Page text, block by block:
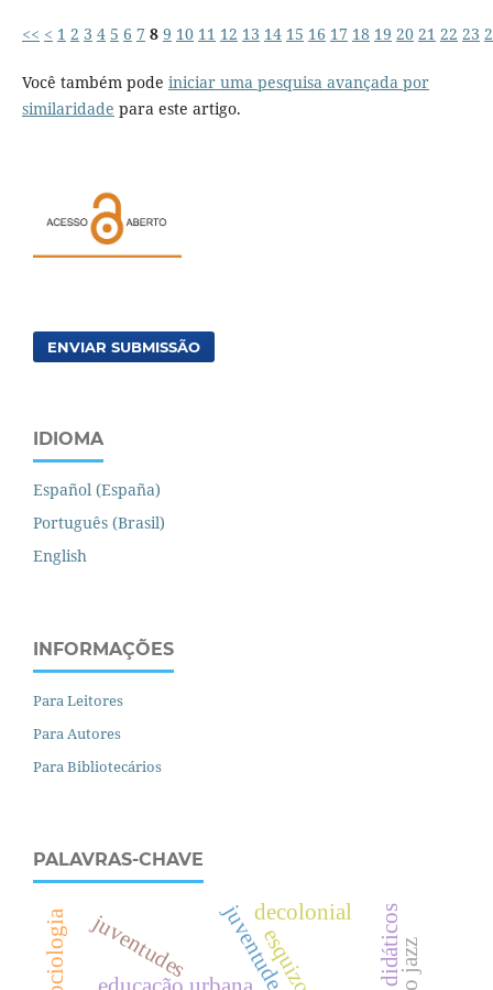
<< < 1 2 3 4 5 6 7 8 9 10 11 12 13 14 15 16 17 18 19 20 21 22 23
Você também pode iniciar uma pesquisa avançada por
similaridade para este artigo.
ENVIAR SUBMISSÃO
IDIOMA
Español (España)
Português (Brasil)
English
INFORMAÇÕES
Para Leitores
Para Autores
Para Bibliotecários
PALAVRAS-CHAVE
juventudes decolonial
sociologia